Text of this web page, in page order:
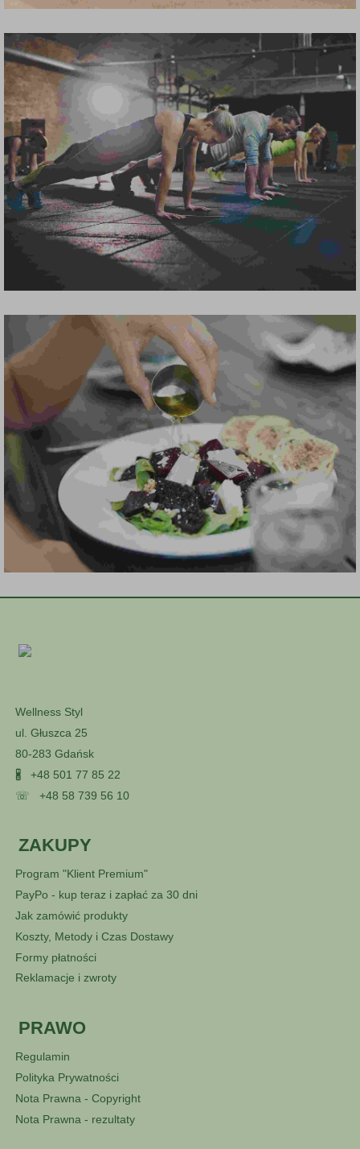
Wellness Styl
ul. Głuszca 25
80-283 Gdańsk
🖁 +48 501 77 85 22
☏ +48 58 739 56 10
ZAKUPY
Program "Klient Premium"
PayPo - kup teraz i zapłać za 30 dni
Jak zamówić produkty
Koszty, Metody i Czas Dostawy
Formy płatności
Reklamacje i zwroty
PRAWO
Regulamin
Polityka Prywatności
Nota Prawna - Copyright
Nota Prawna - rezultaty